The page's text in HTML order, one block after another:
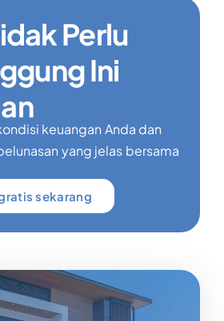
Perlu
Ini
keuangan Anda dan
yang jelas bersama
sekarang